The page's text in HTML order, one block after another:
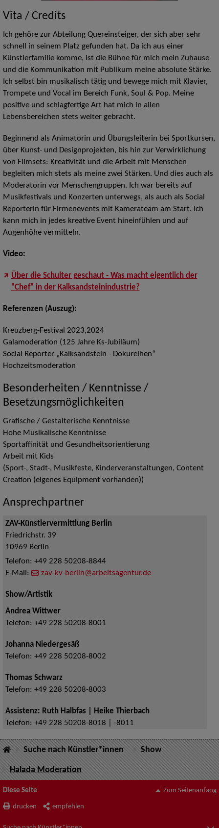
Vita / Credits
Ich gehöre zur Abteilung Quereinsteiger, der sich aber sehr
schnell in seinem Platz gefunden hat. Da ich aus einer
Künstlerfamilie komme, ist die Bühne für mich mein Zuhause
und die Kommunikation mit Publikum meine absolute Stärke.
Ich selbst bin musikalisch tätig und bewege mich mit Klavier,
Trompete und Vocal im Bereich Funk, Soul & Pop. Meine
positive und schlagfertige Art hat mich in allen
Lebensbereichen stets weiter gebracht.
Beginnend als Animatorin und Übungsleiterin bei Sportkursen,
über Kunst- und Designprojekten, bis hin zur Verwirklichung
von Filmsets: Kreativität und die Arbeit mit Menschen
begleiten mich stets als meine zwei Stärken. Und dies auch als
Moderatorin vor Menschengruppen. Ich war bereits auf
Musikfestivals und Konzerten unterwegs, als auch als Social
Reporterin für Firmenevents mit Kamerateam am Start. Ich
kann mich in jedes kreative Event hineinfühlen und auf
Augenhöhe vermitteln.
Video:
Über die Schulter geschaut - Was macht eigentlich der
"Chef" in der Kalksandsteinindustrie?
Referenzen (Auszug):
Kreuzberg-Festival 2023,2024
Galamoderation (125 Jahre Ks-Jubiläum)
Social Reporter „Kalksandstein - Dokureihen“
Hochzeitsmoderation
Besonderheiten / Kenntnisse /
Besetzungsmöglichkeiten
Grafische / Gestalterische Kenntnisse
Hohe Musikalische Kenntnisse
Sportaffinität und Gesundheitsorientierung
Arbeit mit Kids
(Sport-, Stadt-, Musikfeste, Kinderveranstaltungen, Content
Creation (eigenes Equipment vorhanden))
Ansprechpartner
ZAV-Künstlervermittlung Berlin
Friedrichstr. 39
10969 Berlin
Telefon: +49 228 50208-8844
E-Mail:
zav-kv-berlin@arbeitsagentur.de
Show/Artistik
Andrea Wittwer
Telefon: +49 228 50208-8001
Johanna Niedergesäß
Telefon: +49 228 50208-8002
Thomas Schwarz
Telefon: +49 228 50208-8003
Assistenz: Ruth Halbfas | Heike Thierbach
Telefon: +49 228 50208-8018 | -8011
Suche nach Künstler*innen Show
Halada Moderation
Diese Seite
drucken empfehlen
Zum Seitenanfang